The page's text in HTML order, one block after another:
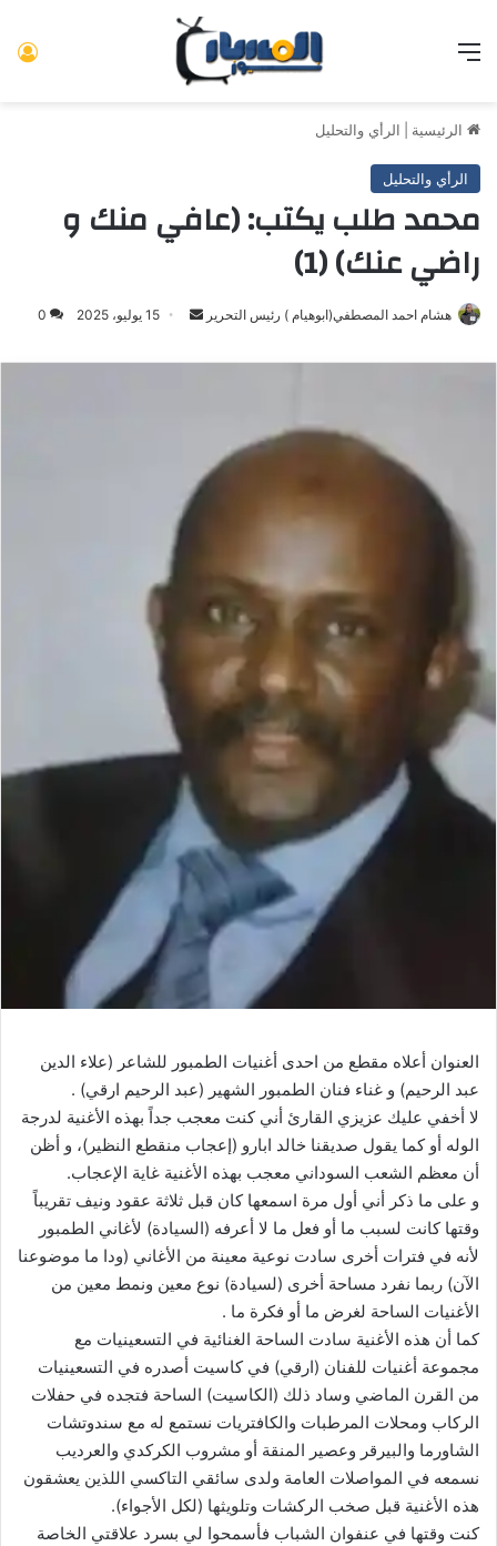
الرئيسية الرأي والتحليل
الرأي والتحليل
محمد طلب يكتب: (عافي منك و
راضي عنك) (1)
هشام احمد المصطفي(ابوهيام ) رئيس التحرير
أرسل
إلكترونيا
15 يوليو، 2025 0
العنوان أعلاه مقطع من احدى أغنيات الطمبور للشاعر (علاء الدين
عبد الرحيم) و غناء فنان الطمبور الشهير (عبد الرحيم ارقي) .
لا أخفي عليك عزيزي القارئ أني كنت معجب جداً بهذه الأغنية لدرجة
الوله أو كما يقول صديقنا خالد ابارو (إعجاب منقطع النظير)، و أظن
أن معظم الشعب السوداني معجب بهذه الأغنية غاية الإعجاب.
و على ما ذكر أني أول مرة اسمعها كان قبل ثلاثة عقود ونيف تقريباً
وقتها كانت لسبب ما أو فعل ما لا أعرفه (السيادة) لأغاني الطمبور
لأنه في فترات أخرى سادت نوعية معينة من الأغاني (ودا ما موضوعنا
الآن) ربما نفرد مساحة أخرى (لسيادة) نوع معين ونمط معين من
الأغنيات الساحة لغرض ما أو فكرة ما .
كما أن هذه الأغنية سادت الساحة الغنائية في التسعينيات مع
مجموعة أغنيات للفنان (ارقي) في كاسيت أصدره في التسعينيات
من القرن الماضي وساد ذلك (الكاسيت) الساحة فتجده في حفلات
الركاب ومحلات المرطبات والكافتريات نستمع له مع سندوتشات
الشاورما والبيرقر وعصير المنقة أو مشروب الكركدي والعرديب
نسمعه في المواصلات العامة ولدى سائقي التاكسي اللذين يعشقون
هذه الأغنية قبل صخب الركشات وتلويثها (لكل الأجواء).
كنت وقتها في عنفوان الشباب فأسمحوا لي بسرد علاقتي الخاصة